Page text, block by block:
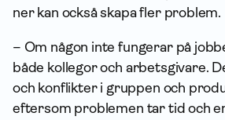
ner kan också skapa fler problem.
– Om någon inte fungerar på
både kollegor och arbetsgivare.
och konflikter i gruppen och
eftersom problemen tar tid och